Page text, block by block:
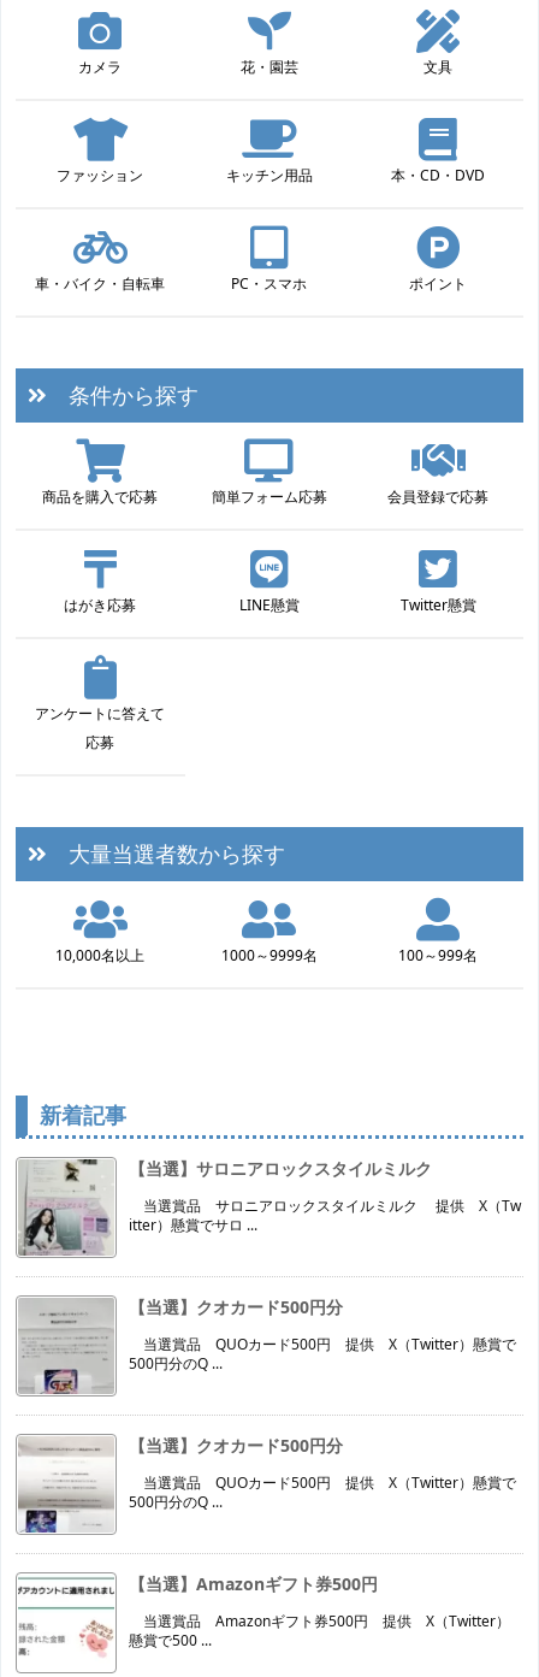
カメラ 花・園芸 文具
ファッション キッチン用品 本・CD・DVD
車・バイク・自転車 PC・スマホ ポイント
条件から探す
商品を購入で応募 簡単フォーム応募 会員登録で応募
はがき応募 LINE懸賞 Twitter懸賞
アンケートに答えて
応募
大量当選者数から探す
10,000名以上 1000～9999名 100～999名
新着記事
【当選】サロニアロックスタイルミルク
当選賞品 サロニアロックスタイルミルク 提供 X（Tw
itter）懸賞でサロ ...
【当選】クオカード500円分
当選賞品 QUOカード500円 提供 X（Twitter）懸賞で
500円分のQ ...
【当選】クオカード500円分
当選賞品 QUOカード500円 提供 X（Twitter）懸賞で
500円分のQ ...
【当選】Amazonギフト券500円
当選賞品 Amazonギフト券500円 提供 X（Twitter）
懸賞で500 ...